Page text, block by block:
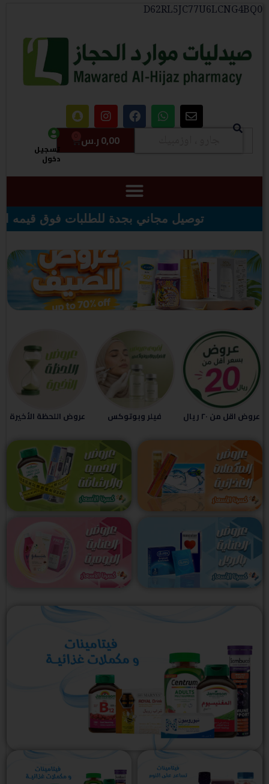
D62RL5JC77U6LCNG4BQ0
0,00ر.س تسجيل
دخول
للطلبات فوق قيمه ال ١٠٠ ريال - شحن مجاني لقيمه اكثر من ٢٩٩ ريال
Click Here
عروض اقل من ٢٠ ريال فيلر وبوتوكس عروض اللحظة الأخيرة